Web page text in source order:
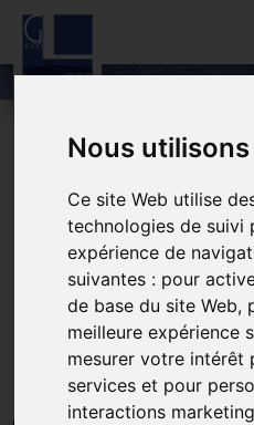
Nous
Ce site Web utilise
technologies de suivi
expérience de
suivantes : pour
de base du site Web,
meilleure expérience
mesurer votre intérêt
services et pour
interactions marketing
Skip to content
»
VALFRAMBERT –
production
plastiques